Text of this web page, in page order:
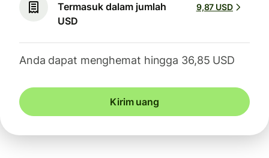
Termasuk dalam jumlah
USD
9,87 USD
Anda dapat menghemat hingga 36,85 USD
Kirim uang